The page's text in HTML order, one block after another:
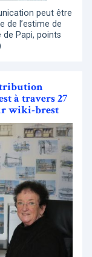
peut être
de l’estime de
de Papi, points
à travers 27
wiki-brest